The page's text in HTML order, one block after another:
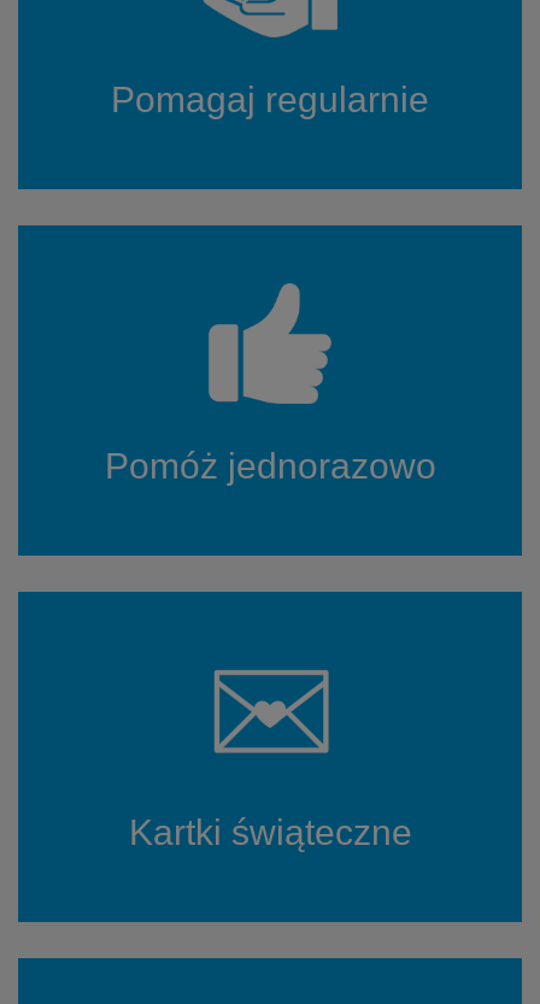
Pomagaj regularnie
Pomóż jednorazowo
Kartki świąteczne